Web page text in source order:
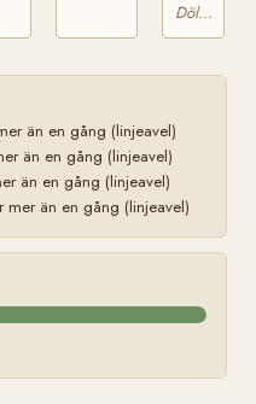
Dölehäst
än en gång (linjeavel)
än en gång (linjeavel)
än en gång (linjeavel)
än en gång (linjeavel)